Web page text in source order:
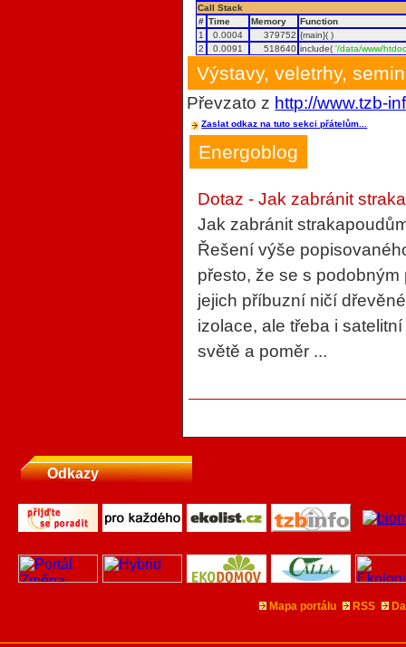
Call Stack
# Time Memory
Function
1
0.0004 379752 {main}( )
2
0.0091 518640 include('/data/www/
Výstavy, veletrhy,
Převzato z http://www.tzb-
Zaslat odkaz na tuto sekci přátelům...
Energoblog
Dotaz - Jak zabránit
Jak zabránit
Řešení výše
přesto, že se s
jejich příbuzní ničí
izolace, ale třeba i
světě a poměr ...
Odkazy
Mapa portálu RSS